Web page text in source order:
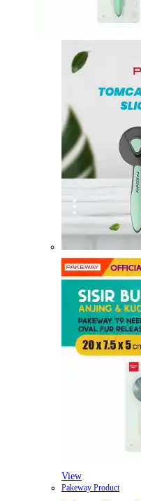
View
Pakeway Product